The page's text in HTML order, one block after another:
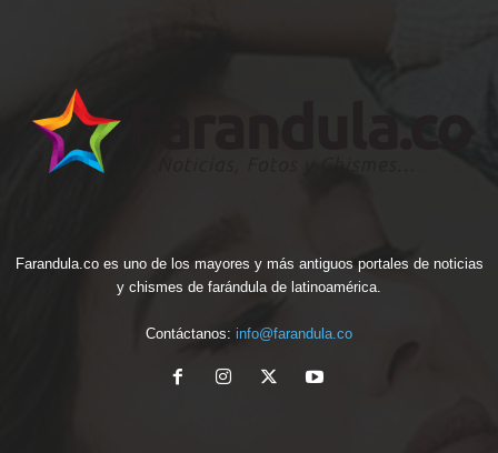
Farandula.co es uno de los mayores y más antiguos portales de noticias
y chismes de farándula de latinoamérica.
Contáctanos: info@farandula.co